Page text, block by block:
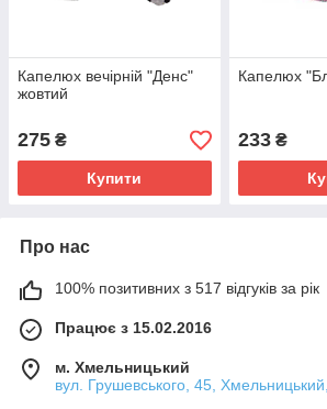
Капелюх вечірній "Денс"
жовтий
275 ₴
Купити
Капелюх
233₴
Про нас
100% позитивних з 517 відгуків за рік
Працює з 15.02.2016
м. Хмельницький
вул. Грушевського, 45,